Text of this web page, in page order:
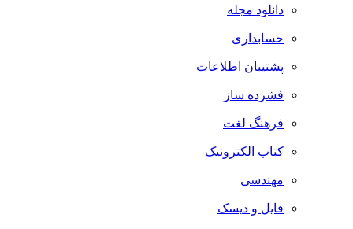
دانلود مجله
حسابداری
پشتیبان اطلاعات
فشرده ساز
فرهنگ لغت
کتاب الکترونیک
مهندسی
فایل و دیسک